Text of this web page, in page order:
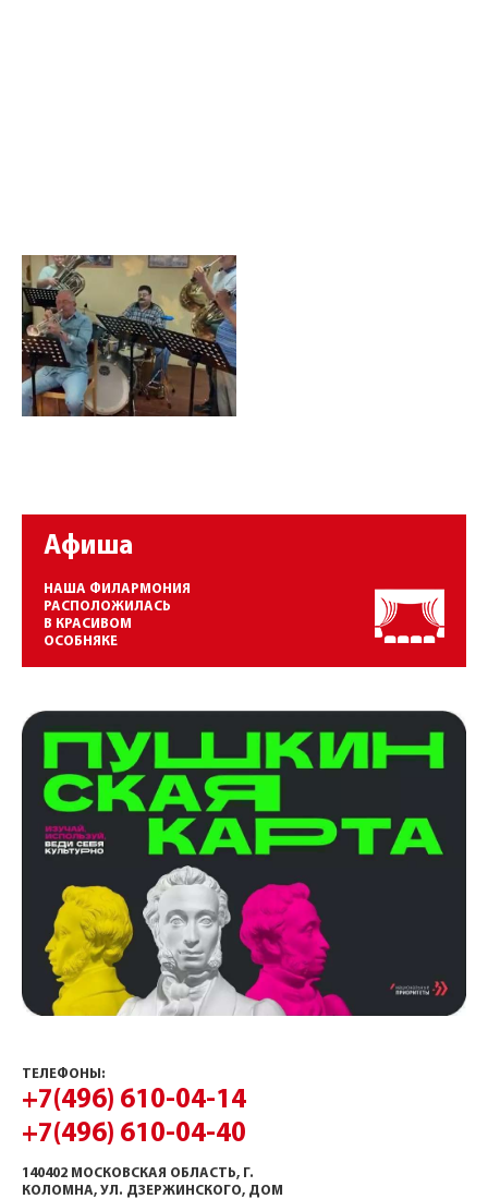
Афиша
НАША ФИЛАРМОНИЯ
РАСПОЛОЖИЛАСЬ
В КРАСИВОМ
ОСОБНЯКЕ
ТЕЛЕФОНЫ:
+7(496) 610-04-14
+7(496) 610-04-40
140402 МОСКОВСКАЯ ОБЛАСТЬ, Г.
КОЛОМНА, УЛ. ДЗЕРЖИНСКОГО, ДОМ